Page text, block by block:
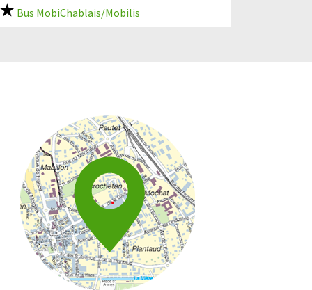
Bus MobiChablais/Mobilis